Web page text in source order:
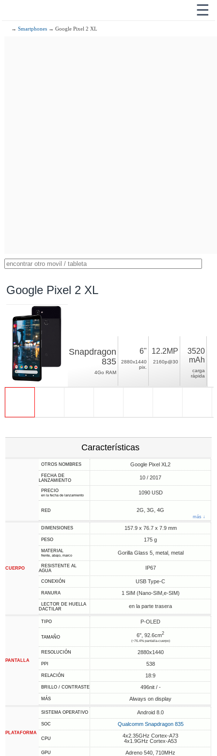
☰
→Smartphones → Google Pixel 2 XL
Google Pixel 2 XL
Snapdragon
835
4Go RAM
6"
2880x1440
pix.
12.2MP
2160p@30
3520
mAh
carga
rápida
Características
OTROS NOMBRES Google Pixel XL2
FECHA DE
LANZAMIENTO
10 / 2017
PRECIO
en la fecha de lanzamiento 1090 USD
RED 2G, 3G, 4G
más ↓
CUERPO
DIMENSIONES 157.9 x 76.7 x 7.9 mm
PESO 175 g
MATERIAL
frente, abajo, marco Gorilla Glass 5, metal, metal
RESISTENTE AL
AGUA
IP67
CONEXIÓN USB Type-C
RANURA 1 SIM (Nano-SIM,e-SIM)
LECTOR DE HUELLA
DACTILAR
en la parte trasera
PANTALLA
TIPO P-OLED
TAMAÑO 6", 92.6cm2
(~76.4% pantalla-cuerpo)
RESOLUCIÓN 2880x1440
PPI 538
RELACIÓN 18:9
BRILLO / CONTRASTE 496nit / -
MÁS Always on display
PLATAFORMA
SISTEMA OPERATIVO Android 8.0
SOC Qualcomm Snapdragon 835
CPU
4x2.35GHz Cortex-A73
4x1.9GHz Cortex-A53
GPU Adreno 540, 710MHz